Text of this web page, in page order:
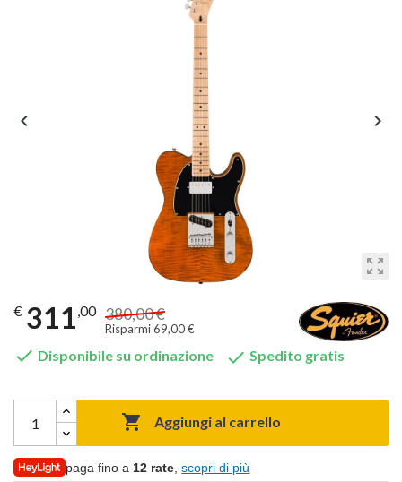
zoom_out_map
 
€ 311,00 380,00 €
Risparmi 69,00 €
 Disponibile su ordinazione  Spedito gratis
 Aggiungi al carrello
paga fino a 12 rate ,scopri di più